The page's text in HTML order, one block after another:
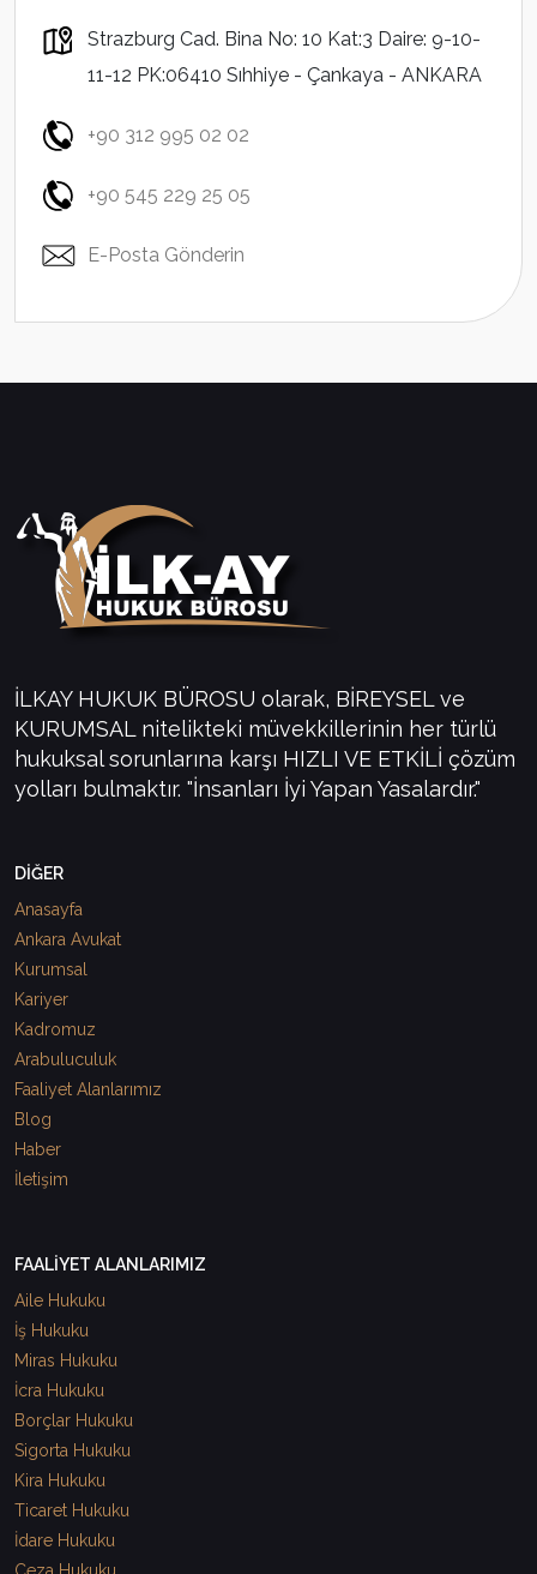
Strazburg Cad. Bina No: 10 Kat:3 Daire: 9-10-
11-12 PK:06410 Sıhhiye - Çankaya - ANKARA
+90 312 995 02 02
+90 545 229 25 05
E-Posta Gönderin
İLKAY HUKUK BÜROSU olarak, BİREYSEL ve
KURUMSAL nitelikteki müvekkillerinin her türlü
hukuksal sorunlarına karşı HIZLI VE ETKİLİ çözüm
yolları bulmaktır. "İnsanları İyi Yapan Yasalardır."
DİĞER
Anasayfa
Ankara Avukat
Kurumsal
Kariyer
Kadromuz
Arabuluculuk
Faaliyet Alanlarımız
Blog
Haber
İletişim
FAALİYET ALANLARIMIZ
Aile Hukuku
İş Hukuku
Miras Hukuku
İcra Hukuku
Borçlar Hukuku
Sigorta Hukuku
Kira Hukuku
Ticaret Hukuku
İdare Hukuku